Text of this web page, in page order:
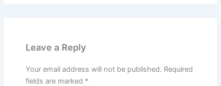
Leave a Reply
Your email address will not be published. Required
fields are marked *